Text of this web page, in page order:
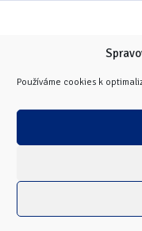
Používáme cookies k